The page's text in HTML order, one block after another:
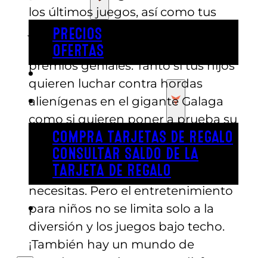
PRECIOS
OFERTAS
COMPRAR ENTRADAS
TARJETAS DE REGALO
COMPRA TARJETAS DE REGALO
CONSULTAR SALDO DE LA
TARJETA DE REGALO
ENGLISH
los últimos juegos, así como tus
juegos favoritos que te permiten
ganar tickets para canjear por
premios geniales. Tanto si tus hijos
quieren luchar contra hordas
alienígenas en el gigante Galaga
como si quieren poner a prueba su
habilidad en el baloncesto de Po p
a Shot o en el skee – ball, Austin’s
Park n’ Pizza tiene todo lo que
necesitas. Pero el entretenimiento
para niños no se limita solo a la
diversión y los juegos bajo techo.
¡También hay un mundo de